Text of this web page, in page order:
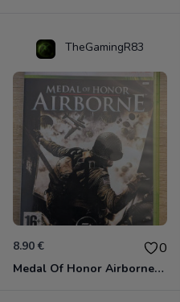
TheGamingR83
8.90 € 0
Medal Of Honor Airborne Xbox 360